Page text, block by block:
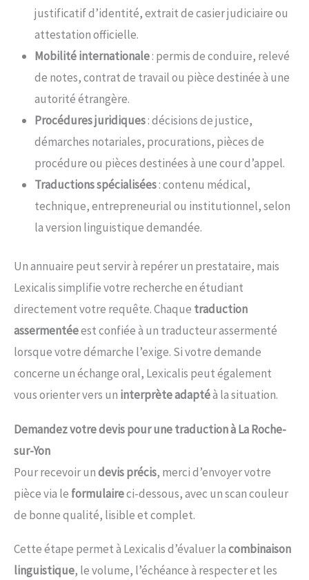
justificatif d’identité, extrait de casier judiciaire ou
attestation officielle.
Mobilité internationale: permis de conduire, relevé
de notes, contrat de travail ou pièce destinée à une
autorité étrangère.
Procédures juridiques: décisions de justice,
démarches notariales, procurations, pièces de
procédure ou pièces destinées à une cour d’appel.
Traductions spécialisées: contenu médical,
technique, entrepreneurial ou institutionnel, selon
la version linguistique demandée.
Un annuaire peut servir à repérer un prestataire, mais
Lexicalis simplifie votre recherche en étudiant
directement votre requête. Chaque traduction
assermentéeest confiée à un traducteur assermenté
lorsque votre démarche l’exige. Si votre demande
concerne un échange oral, Lexicalis peut également
vous orienter vers un interprète adaptéà la situation.
Demandez votre devis pour une traduction à La Roche-
sur-Yon
Pour recevoir undevis précis, merci d’envoyer votre
pièce via le formulaireci-dessous, avec un scan couleur
de bonne qualité, lisible et complet.
Cette étape permet à Lexicalis d’évaluer lacombinaison
linguistique, le volume, l’échéance à respecter et les